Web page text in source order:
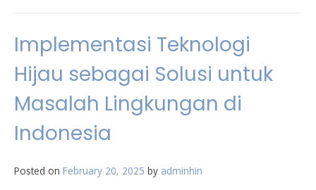
Implementasi Teknologi
Hijau sebagai Solusi untuk
Masalah Lingkungan di
Indonesia
Posted on February 20, 2025 by adminhin